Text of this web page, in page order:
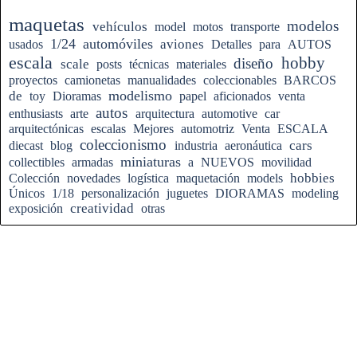
maquetas vehículos model motos transporte modelos
usados 1/24 automóviles aviones Detalles para AUTOS
escala scale posts técnicas materiales diseño hobby
proyectos camionetas manualidades coleccionables BARCOS
de toy Dioramas modelismo papel aficionados venta
enthusiasts arte autos arquitectura automotive car
arquitectónicas escalas Mejores automotriz Venta ESCALA
diecast blog coleccionismo industria aeronáutica cars
collectibles armadas miniaturas a NUEVOS movilidad
Colección novedades logística maquetación models hobbies
Únicos 1/18 personalización juguetes DIORAMAS modeling
exposición creatividad otras